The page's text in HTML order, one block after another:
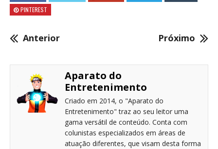
PINTEREST
Anterior Próximo
Aparato do
Entretenimento
Criado em 2014, o "Aparato do
Entretenimento" traz ao seu leitor uma
gama versátil de conteúdo. Conta com
colunistas especializados em áreas de
atuação diferentes, que visam desta forma